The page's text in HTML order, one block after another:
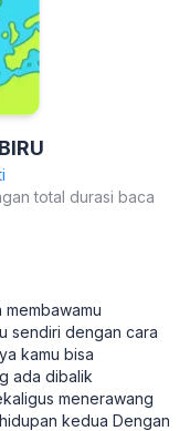
total durasi baca
sendiri dengan cara
kamu bisa
ada dibalik
menerawang
kedua Dengan